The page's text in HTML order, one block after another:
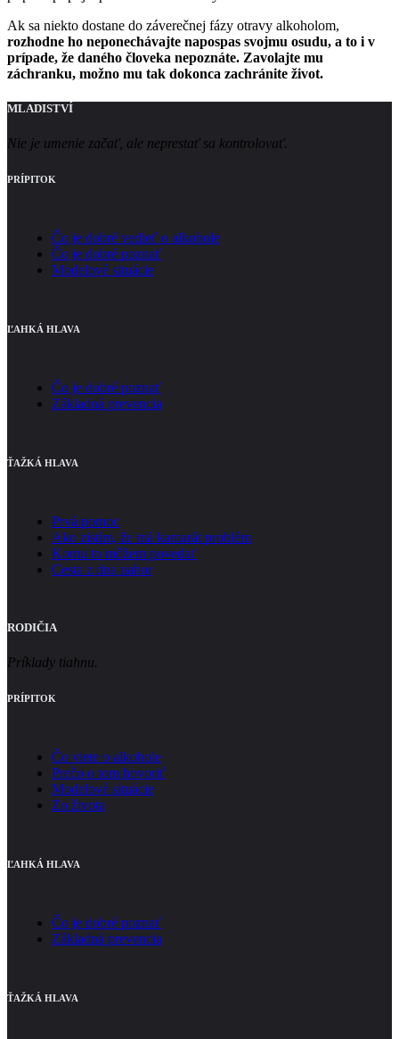
Ak sa niekto dostane do záverečnej fázy otravy alkoholom,
rozhodne ho neponechávajte napospas svojmu osudu, a to i v
prípade, že daného človeka nepoznáte. Zavolajte mu
záchranku, možno mu tak dokonca zachránite život.
MLADISTVÍ
Nie je umenie začať, ale neprestať sa kontrolovať.
PRÍPITOK
Čo je dobré vedieť o alkohole
Čo je dobré poznať
Modelové situácie
ĽAHKÁ HLAVA
Čo je dobré poznať
Základná prevencia
ŤAŽKÁ HLAVA
Prvá pomoc
Ako zistím, že má kamarát problém
Komu to môžem povedať
Cesta z dna nahor
RODIČIA
Príklady tiahnu.
PRÍPITOK
Čo viete o alkohole
Prečo o tom hovoriť
Modelové situácie
Zo života
ĽAHKÁ HLAVA
Čo je dobré poznať
Základná prevencia
ŤAŽKÁ HLAVA